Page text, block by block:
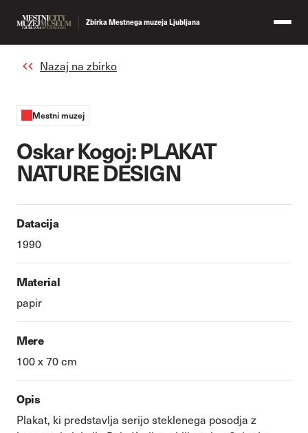
Zbirka Mestnega muzeja Ljubljana
Nazaj na zbirko
Mestni muzej
Oskar Kogoj: PLAKAT
NATURE DESIGN
Datacija
1990
Material
papir
Mere
100 x 70 cm
Opis
Plakat, ki predstavlja serijo steklenega posodja z